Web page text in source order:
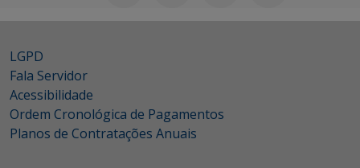
LGPD
Fala Servidor
Acessibilidade
Ordem Cronológica de Pagamentos
Planos de Contratações Anuais